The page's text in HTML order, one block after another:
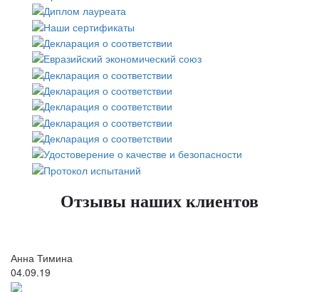
Отзывы наших клиентов
Анна Тимина
04.09.19